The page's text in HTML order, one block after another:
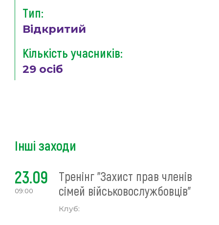
Тип:
Відкритий
Кількість учасників:
29 осіб
Інші заходи
23.09
09:00
Тренінг "Захист прав членів
сімей військовослужбовців"
Клуб: